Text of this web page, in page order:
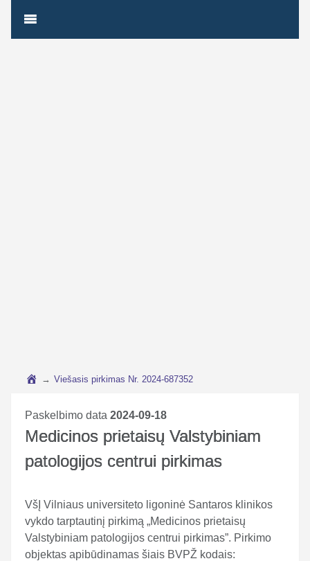
→ Viešasis pirkimas Nr. 2024-687352
Paskelbimo data 2024-09-18
Medicinos prietaisų Valstybiniam
patologijos centrui pirkimas
VšĮ Vilniaus universiteto ligoninė Santaros klinikos
vykdo tarptautinį pirkimą „Medicinos prietaisų
Valstybiniam patologijos centrui pirkimas”. Pirkimo
objektas apibūdinamas šiais BVPŽ kodais: